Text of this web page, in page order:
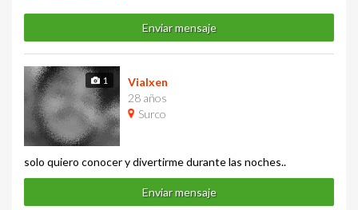
Enviar mensaje
1
Vialxen
28 años
Surco
solo quiero conocer y divertirme durante las noches..
Enviar mensaje